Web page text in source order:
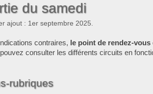
du samedi
ajout : 1er septembre 2025.
contraires, le point de rendez-
consulter les différents circuits en
rubriques